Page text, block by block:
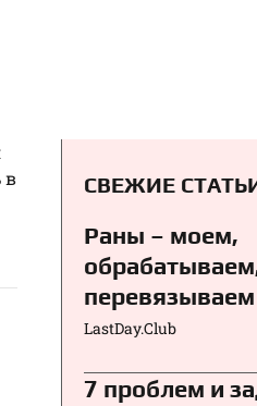
в
СВЕЖИЕ
Раны – моем,
перевязываем⁠⁠
LastDay.Club
7 проблем и